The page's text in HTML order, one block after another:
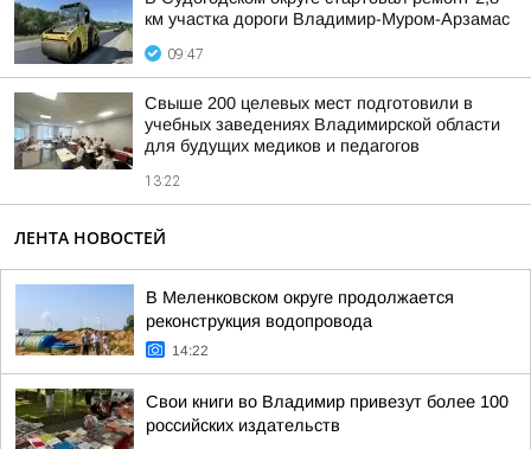
км участка дороги Владимир-Муром-Арзамас
09:47
Свыше 200 целевых мест подготовили в
учебных заведениях Владимирской области
для будущих медиков и педагогов
13:22
ЛЕНТА НОВОСТЕЙ
В Меленковском округе продолжается
реконструкция водопровода
14:22
Свои книги во Владимир привезут более 100
российских издательств